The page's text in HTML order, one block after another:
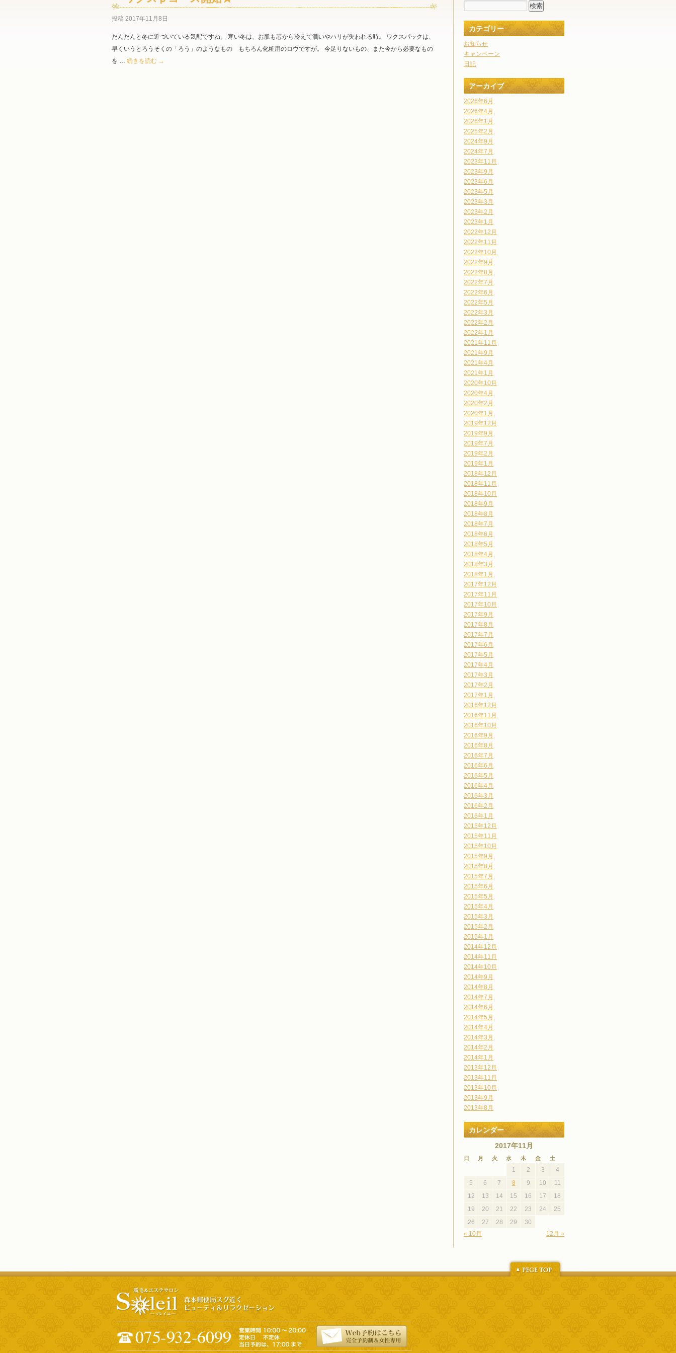
カテゴリー
お知らせ
キャンペーン
日記
アーカイブ
2026年6月
2026年4月
2026年1月
2025年2月
2024年9月
2024年7月
2023年11月
2023年9月
2023年6月
2023年5月
2023年3月
2023年2月
2023年1月
2022年12月
2022年11月
2022年10月
2022年9月
2022年8月
2022年7月
2022年6月
2022年5月
2022年3月
2022年2月
2022年1月
2021年11月
2021年9月
2021年4月
2021年1月
2020年10月
2020年4月
2020年2月
2020年1月
2019年12月
2019年9月
2019年7月
2019年2月
2019年1月
2018年12月
2018年11月
2018年10月
2018年9月
2018年8月
2018年7月
2018年6月
2018年5月
2018年4月
2018年3月
2018年1月
2017年12月
2017年11月
2017年10月
2017年9月
2017年8月
2017年7月
2017年6月
2017年5月
2017年4月
2017年3月
2017年2月
2017年1月
2016年12月
2016年11月
2016年10月
2016年9月
2016年8月
2016年7月
2016年6月
2016年5月
2016年4月
2016年3月
2016年2月
2016年1月
2015年12月
2015年11月
2015年10月
2015年9月
2015年8月
2015年7月
2015年6月
2015年5月
2015年4月
2015年3月
2015年2月
2015年1月
2014年12月
2014年11月
2014年10月
2014年9月
2014年8月
2014年7月
2014年6月
2014年5月
2014年4月
2014年3月
2014年2月
2014年1月
2013年12月
2013年11月
2013年10月
2013年9月
2013年8月
カレンダー
2017年11月
日 月 火 水 木 金 土
« 10月 12月 »
1 2 3
4
5
6 7 8 9 10
11
12
13 14 15 16 17
18
19
20 21 22 23 24
25
26
27 28 29 30
投稿 2017年11月8日
だんだんと冬に近づいている気配ですね。 寒い冬は、お肌も芯から冷えて潤いやハリが失われる時。 ワクスパックは、
早くいうとろうそくの「ろう」のようなもの もちろん化粧用のロウですが。 今足りないもの、また今から必要なもの
を … 続きを読む →